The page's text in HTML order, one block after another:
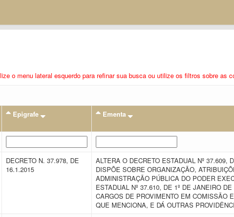
o menu lateral esquerdo para refinar sua busca ou utilize os filtros sobre as
Epigrafe Ementa
DECRETO N. 37.978, DE
16.1.2015
ALTERA O DECRETO ESTADUAL Nº 37.609,
DISPÕE SOBRE ORGANIZAÇÃO,
ADMINISTRAÇÃO PÚBLICA DO PODER
ESTADUAL Nº 37.610, DE 1º DE JANEIRO
CARGOS DE PROVIMENTO EM COMISSÃO
QUE MENCIONA, E DÁ OUTRAS